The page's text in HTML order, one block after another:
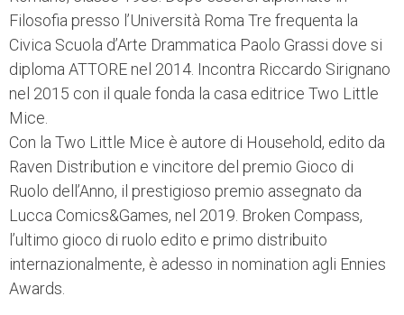
Filosofia presso l’Università Roma Tre frequenta la
Civica Scuola d’Arte Drammatica Paolo Grassi dove si
diploma ATTORE nel 2014. Incontra Riccardo Sirignano
nel 2015 con il quale fonda la casa editrice Two Little
Mice.
Con la Two Little Mice è autore di Household, edito da
Raven Distribution e vincitore del premio Gioco di
Ruolo dell’Anno, il prestigioso premio assegnato da
Lucca Comics&Games, nel 2019. Broken Compass,
l’ultimo gioco di ruolo edito e primo distribuito
internazionalmente, è adesso in nomination agli Ennies
Awards.